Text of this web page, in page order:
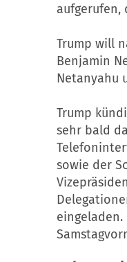
aufgerufen,
Trump will
Benjamin
Netanyahu
Trump
sehr bald
sowie der
eingeladen.